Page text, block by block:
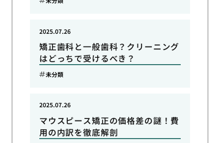
矯正歯科と一般歯科？クリーニング
はどっちで受けるべき？
2025.07.26
未分類
マウスピース矯正の価格差の謎！費
用の内訳を徹底解剖
2025.07.26